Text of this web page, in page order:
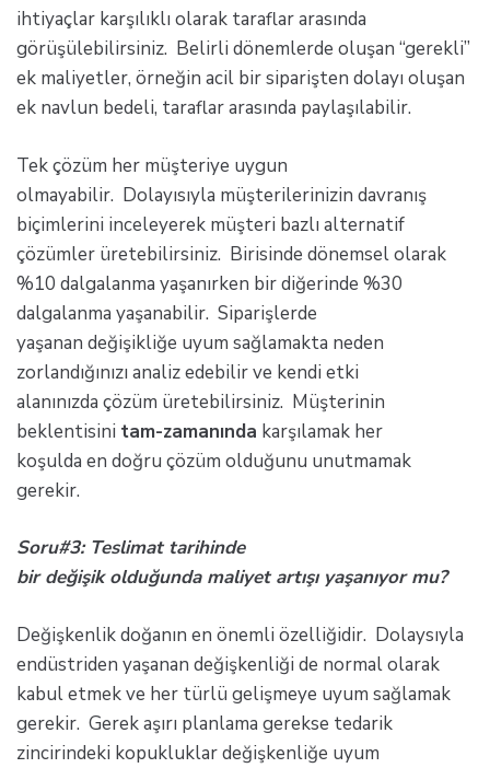
ihtiyaçlar karşılıklı olarak taraflar arasında
görüşülebilirsiniz. Belirli dönemlerde oluşan “gerekli”
ek maliyetler, örneğin acil bir siparişten dolayı oluşan
ek navlun bedeli, taraflar arasında paylaşılabilir.
Tek çözüm her müşteriye uygun
olmayabilir. Dolayısıyla müşterilerinizin davranış
biçimlerini inceleyerek müşteri bazlı alternatif
çözümler üretebilirsiniz. Birisinde dönemsel olarak
%10 dalgalanma yaşanırken bir diğerinde %30
dalgalanma yaşanabilir. Siparişlerde
yaşanan değişikliğe uyum sağlamakta neden
zorlandığınızı analiz edebilir ve kendi etki
alanınızda çözüm üretebilirsiniz. Müşterinin
beklentisini tam-zamanında karşılamak her
koşulda en doğru çözüm olduğunu unutmamak
gerekir.
Soru#3: Teslimat tarihinde
bir değişik olduğunda maliyet artışı yaşanıyor mu?
Değişkenlik doğanın en önemli özelliğidir. Dolaysıyla
endüstriden yaşanan değişkenliği de normal olarak
kabul etmek ve her türlü gelişmeye uyum sağlamak
gerekir. Gerek aşırı planlama gerekse tedarik
zincirindeki kopukluklar değişkenliğe uyum